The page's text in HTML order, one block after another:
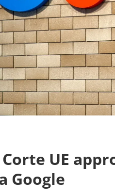
Corte UE
Google